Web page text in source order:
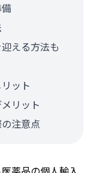
える方法も
ット
リット
注意点